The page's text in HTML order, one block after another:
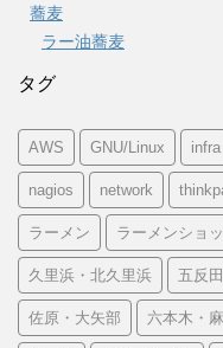
蕎麦
ラー油蕎麦
タグ
AWS GNU/Linux infra
nagios network
ラーメン ラーメンショ
久里浜・北久里浜 五反
佐原・大矢部 六本木・